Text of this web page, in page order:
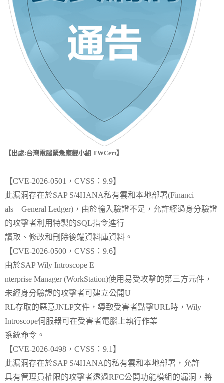
【出處:台灣電腦緊急應變小組 TWCert】
【CVE-2026-0501，CVSS：9.9】
此漏洞存在於SAP S/4HANA私有雲和本地部署(Financi
als – General Ledger)，由於輸入驗證不足，允許經過身分驗證
的攻擊者利用特製的SQL指令進行
讀取、修改和刪除後端資料庫資料。
【CVE-2026-0500，CVSS：9.6】
由於SAP Wily Introscope E
nterprise Manager (WorkStation)使用易受攻擊的第三方元件，
未經身分驗證的攻擊者可建立公開U
RL存取的惡意JNLP文件，導致受害者點擊URL時，Wily
Introscope伺服器可在受害者電腦上執行作業
系統命令。
【CVE-2026-0498，CVSS：9.1】
此漏洞存在於SAP S/4HANA的私有雲和本地部署，允許
具有管理員權限的攻擊者透過RFC公開功能模組的漏洞，將